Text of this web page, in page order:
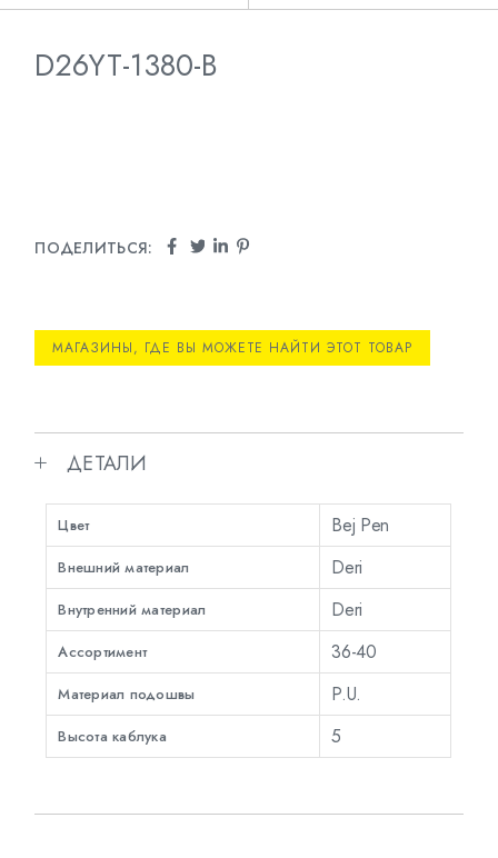
D26YT-1380-B
ПОДЕЛИТЬСЯ:
МАГАЗИНЫ, ГДЕ ВЫ МОЖЕТЕ НАЙТИ ЭТОТ ТОВАР
ДЕТАЛИ
Цвет Bej Pen
Внешний материал Deri
Внутренний материал Deri
Ассортимент 36-40
Материал подошвы P.U.
Высота каблука 5